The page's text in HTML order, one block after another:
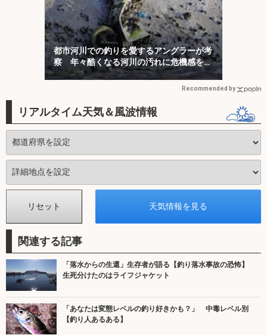
都市河川での釣りを愛するアングラーが考
察 年々酷くなる河川の汚れに危機感を持
とう
Recommended by
リアルタイム天気＆風波情報
関連する記事
「落水からの生還」生存者が語る【釣り落水事故の恐怖】
生死分けたのはライフジャケット
「あなたは変態レベルの釣り好きかも？」 中毒レベル別
【釣り人あるある】